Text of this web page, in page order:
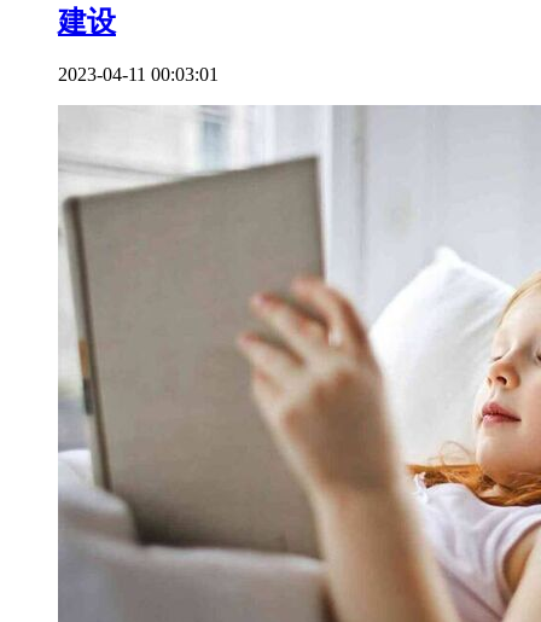
建设
2023-04-11 00:03:01